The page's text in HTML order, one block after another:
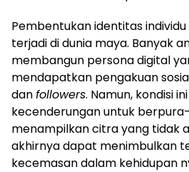
Pembentukan identitas
terjadi di dunia maya. Banyak
membangun persona digital
mendapatkan pengakuan
danfollowers. Namun, kondisi
kecenderungan untuk
menampilkan citra yang tidak
akhirnya dapat menimbulkan
kecemasan dalam kehidupan